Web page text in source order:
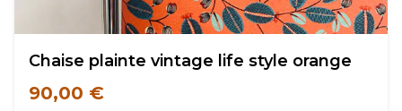
Chaise plainte vintage life style orange
90,00 €